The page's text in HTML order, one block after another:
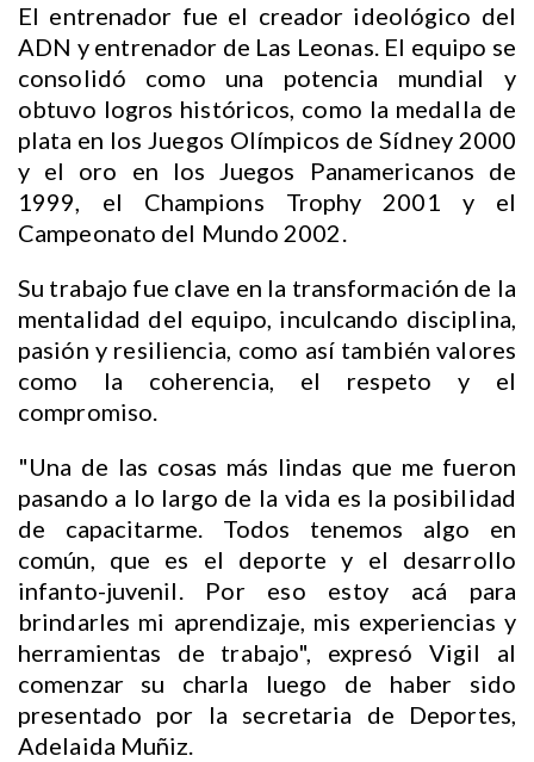
El entrenador fue el creador ideológico del
ADN y entrenador de Las Leonas. El equipo se
consolidó como una potencia mundial y
obtuvo logros históricos, como la medalla de
plata en los Juegos Olímpicos de Sídney 2000
y el oro en los Juegos Panamericanos de
1999, el Champions Trophy 2001 y el
Campeonato del Mundo 2002.
Su trabajo fue clave en la transformación de la
mentalidad del equipo, inculcando disciplina,
pasión y resiliencia, como así también valores
como la coherencia, el respeto y el
compromiso.
"Una de las cosas más lindas que me fueron
pasando a lo largo de la vida es la posibilidad
de capacitarme. Todos tenemos algo en
común, que es el deporte y el desarrollo
infanto-juvenil. Por eso estoy acá para
brindarles mi aprendizaje, mis experiencias y
herramientas de trabajo", expresó Vigil al
comenzar su charla luego de haber sido
presentado por la secretaria de Deportes,
Adelaida Muñiz.